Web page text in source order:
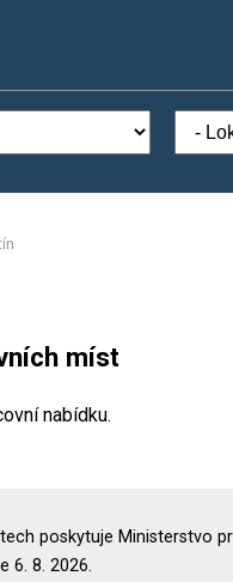
míst
nabídku.
poskytuje Ministerstvo
6. 8. 2026.